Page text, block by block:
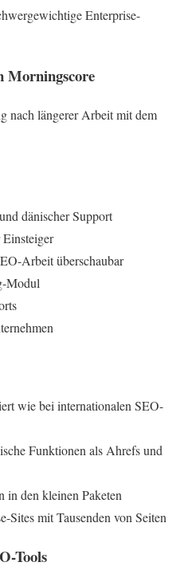
Enterprise-
Morningscore
nach längerer Arbeit mit dem
dänischer Support
Arbeit überschaubar
Modul
wie bei internationalen SEO-
Funktionen als Ahrefs und
in den kleinen Paketen
Sites mit Tausenden von Seiten
Tools